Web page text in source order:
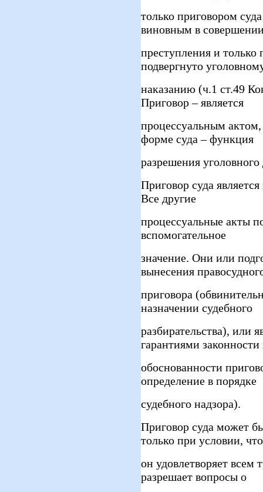
только приговором
виновным в
преступления и
подвергнуто
наказанию (ч.1 ст.49
Приговор – является
процессуальным
форме суда – функция
разрешения уголовного
Приговор суда
Все другие
процессуальные акты
вспомогательное
значение. Они или
вынесения
приговора
назначении судебного
разбирательства), или
гарантиями законности
обоснованности
определение в порядке
судебного надзора).
Приговор суда может
только при условии, что
он удовлетворяет всем
разрешает вопросы о